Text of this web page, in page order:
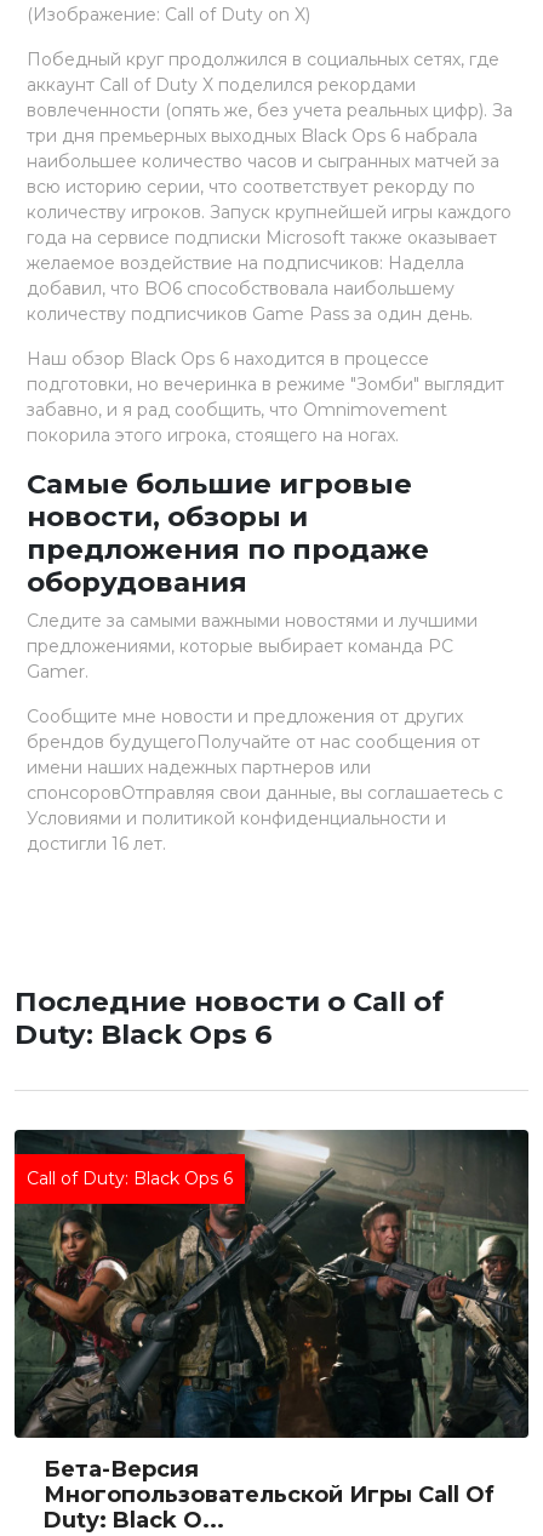
(Изображение: Call of Duty on X)
Победный круг продолжился в социальных сетях, где
аккаунт Call of Duty X поделился рекордами
вовлеченности (опять же, без учета реальных цифр). За
три дня премьерных выходных Black Ops 6 набрала
наибольшее количество часов и сыгранных матчей за
всю историю серии, что соответствует рекорду по
количеству игроков. Запуск крупнейшей игры каждого
года на сервисе подписки Microsoft также оказывает
желаемое воздействие на подписчиков: Наделла
добавил, что BO6 способствовала наибольшему
количеству подписчиков Game Pass за один день.
Наш обзор Black Ops 6 находится в процессе
подготовки, но вечеринка в режиме "Зомби" выглядит
забавно, и я рад сообщить, что Omnimovement
покорила этого игрока, стоящего на ногах.
Самые большие игровые
новости, обзоры и
предложения по продаже
оборудования
Следите за самыми важными новостями и лучшими
предложениями, которые выбирает команда PC
Gamer.
Сообщите мне новости и предложения от других
брендов будущегоПолучайте от нас сообщения от
имени наших надежных партнеров или
спонсоровОтправляя свои данные, вы соглашаетесь с
Условиями и политикой конфиденциальности и
достигли 16 лет.
Последние новости о Call of
Duty: Black Ops 6
Call of Duty: Black Ops 6
Бета-Версия
Многопользовательской Игры Call Of
Duty: Black O...